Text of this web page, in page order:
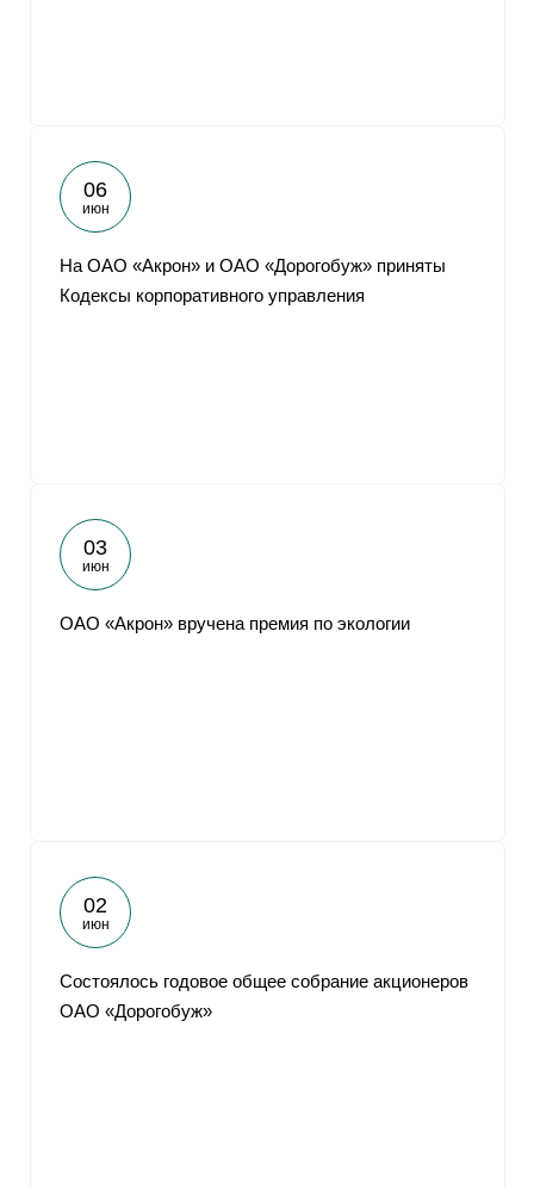
06
июн
На ОАО «Акрон» и ОАО «Дорогобуж» приняты
Кодексы корпоративного управления
03
июн
ОАО «Акрон» вручена премия по экологии
02
июн
Состоялось годовое общее собрание акционеров
ОАО «Дорогобуж»